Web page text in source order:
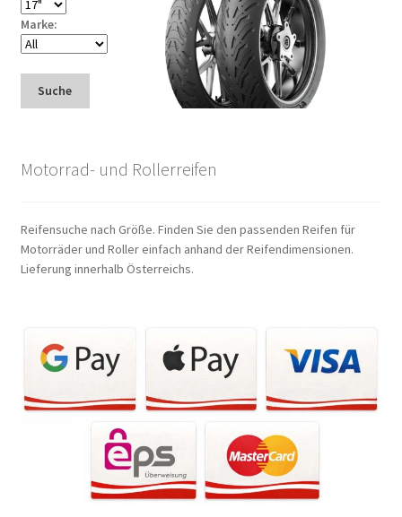
Marke:
Suche
Motorrad- und Rollerreifen
Reifensuche nach Größe. Finden Sie den passenden Reifen für
Motorräder und Roller einfach anhand der Reifendimensionen.
Lieferung innerhalb Österreichs.